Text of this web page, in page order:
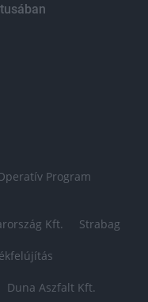
Program
Kft. Strabag
Duna Aszfalt Kft.